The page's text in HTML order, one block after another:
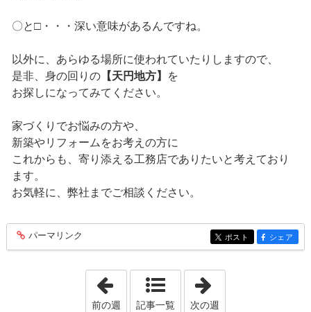
〇と□・・・深い意味があるんですね。
以外に、あらゆる場所に使われていたりしますので、
是非、身の回りの【天円地方】
を
お探しになってみてください。
家づくりでお悩みの方や、
新築やリフォームをお考えの方に
これからも、寄り添える工務店でありたいと考えており
ます。
お気軽に、弊社までご相談ください。
entry173
パーマリンク entry173
ポスト entry173
シェア
「2020年12月20日 - 2020年12月26日」
前の週 記事一覧 次の週